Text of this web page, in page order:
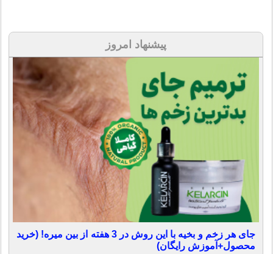
پیشنهاد امروز
جای هر زخم و بخیه با این روش در 3 هفته از بین میره! (خرید
محصول+آموزش رایگان)